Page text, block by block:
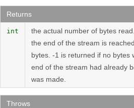
Returns
int the actual number of bytes
the end of the stream is
bytes. -1 is returned if no bytes
end of the stream had already
was made.
Throws